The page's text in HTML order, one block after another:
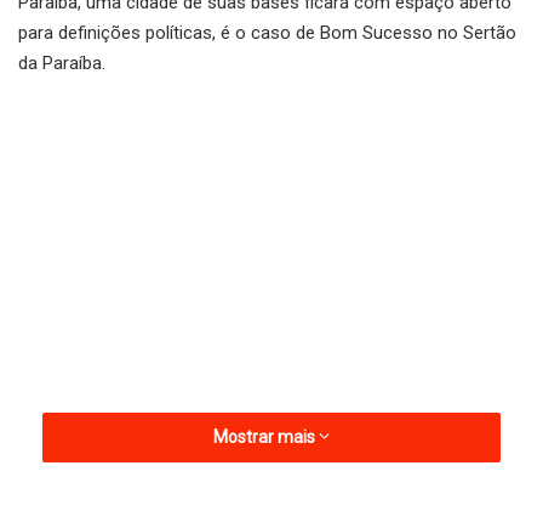
para definições políticas, é o caso de Bom Sucesso no Sertão
da Paraíba.
Mostrar mais